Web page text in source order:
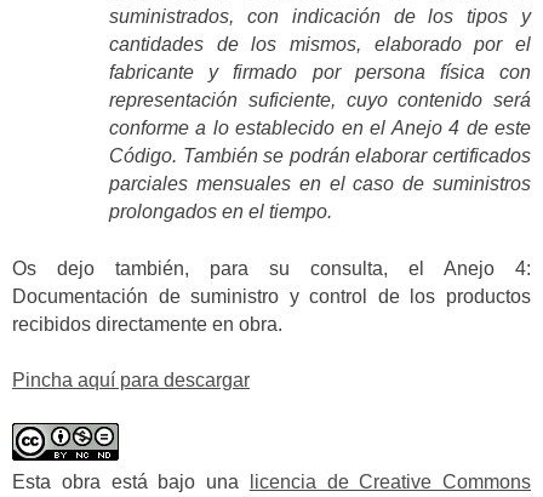
suministrados, con indicación de los tipos y
cantidades de los mismos, elaborado por el
fabricante y firmado por persona física con
representación suficiente, cuyo contenido será
conforme a lo establecido en el Anejo 4 de este
Código. También se podrán elaborar certificados
parciales mensuales en el caso de suministros
prolongados en el tiempo.
Os dejo también, para su consulta, el Anejo 4:
Documentación de suministro y control de los productos
recibidos directamente en obra.
Pincha aquí para descargar
Esta obra está bajo una
licencia de Creative Commons